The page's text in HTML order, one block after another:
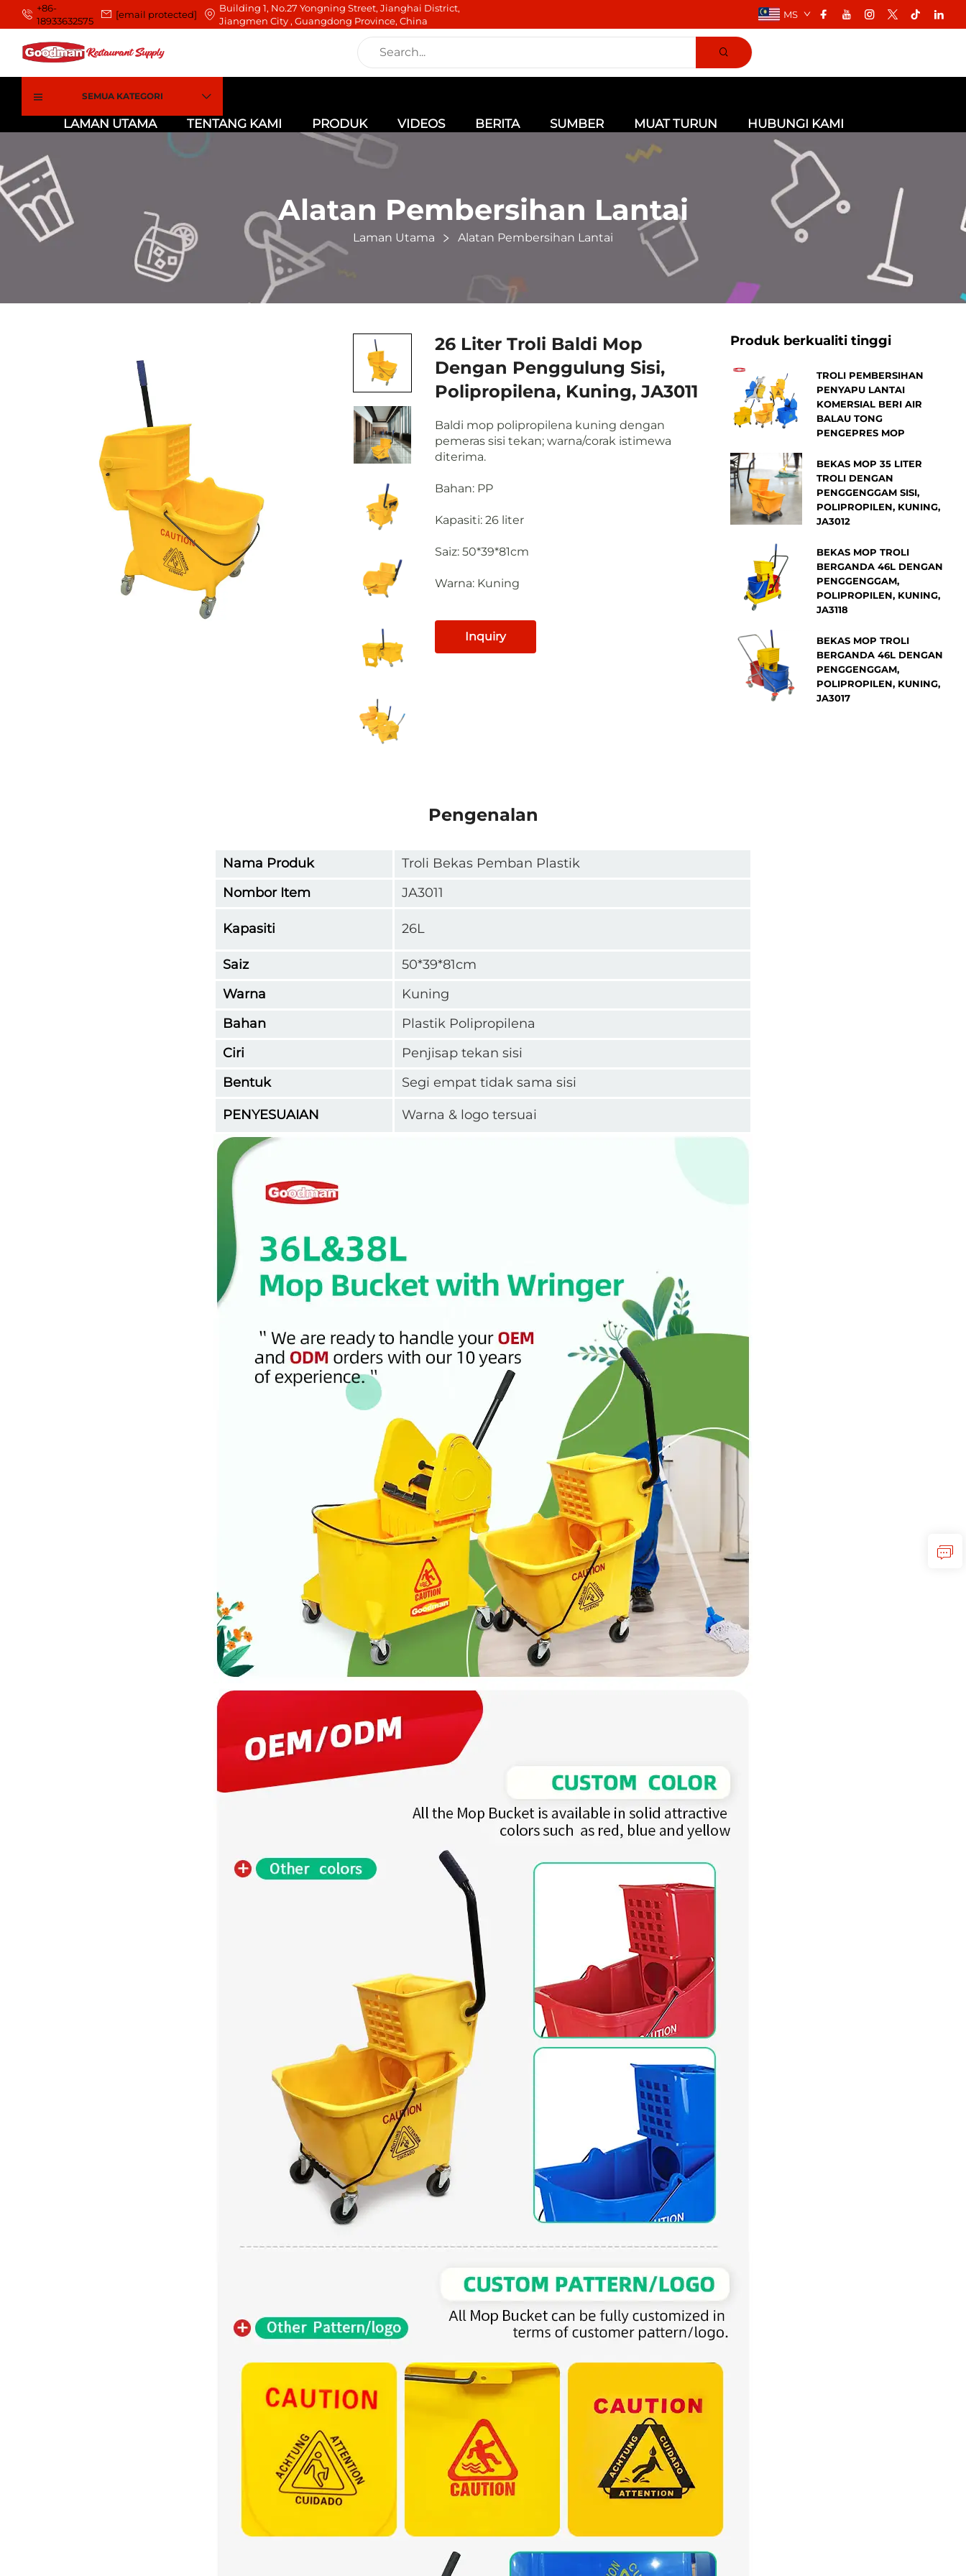
+86-
18933632575
[email protected]
Building 1, No.27 Yongning Street, Jianghai District,
Jiangmen City , Guangdong Province, China
MS
SEMUA KATEGORI
LAMAN UTAMA TENTANG KAMI PRODUK VIDEOS BERITA SUMBER MUAT TURUN HUBUNGI KAMI
Alatan Pembersihan Lantai
Laman Utama Alatan Pembersihan Lantai
26 Liter Troli Baldi Mop
Dengan Penggulung Sisi,
Polipropilena, Kuning, JA3011
Baldi mop polipropilena kuning dengan
pemeras sisi tekan; warna/corak istimewa
diterima.
Bahan: PP
Kapasiti: 26 liter
Saiz: 50*39*81cm
Warna: Kuning
Inquiry
Produk berkualiti tinggi
TROLI PEMBERSIHAN
PENYAPU LANTAI
KOMERSIAL BERI AIR
BALAU TONG
PENGEPRES MOP
BEKAS MOP 35 LITER
TROLI DENGAN
PENGGENGGAM SISI,
POLIPROPILEN, KUNING,
JA3012
BEKAS MOP TROLI
BERGANDA 46L DENGAN
PENGGENGGAM,
POLIPROPILEN, KUNING,
JA3118
BEKAS MOP TROLI
BERGANDA 46L DENGAN
PENGGENGGAM,
POLIPROPILEN, KUNING,
JA3017
Pengenalan
Nama Produk
Troli Bekas Pemban Plastik
Nombor Item
JA3011
Kapasiti 26L
Saiz
50*39*81cm
Warna
Kuning
Bahan
Plastik Polipropilena
Ciri
Penjisap tekan sisi
Bentuk
Segi empat tidak sama sisi
PENYESUAIAN Warna & logo tersuai